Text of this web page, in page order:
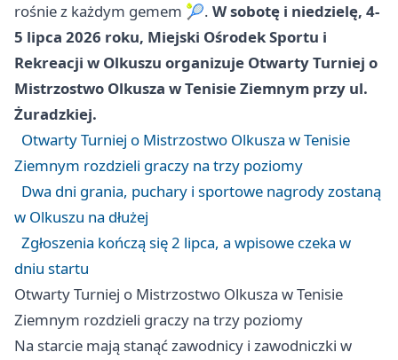
rośnie z każdym gemem 🎾. W sobotę i niedzielę, 4-
5 lipca 2026 roku, Miejski Ośrodek Sportu i
Rekreacji w Olkuszu organizuje Otwarty Turniej o
Mistrzostwo Olkusza w Tenisie Ziemnym przy ul.
Żuradzkiej.
Otwarty Turniej o Mistrzostwo Olkusza w Tenisie
Ziemnym rozdzieli graczy na trzy poziomy
Dwa dni grania, puchary i sportowe nagrody zostaną
w Olkuszu na dłużej
Zgłoszenia kończą się 2 lipca, a wpisowe czeka w
dniu startu
Otwarty Turniej o Mistrzostwo Olkusza w Tenisie
Ziemnym rozdzieli graczy na trzy poziomy
Na starcie mają stanąć zawodnicy i zawodniczki w